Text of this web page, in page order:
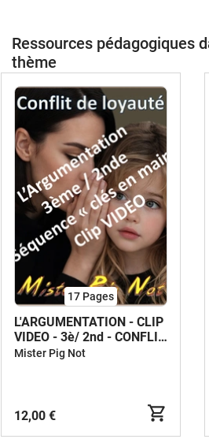
Ressources pédagogiques
thème
17 Pages
L'ARGUMENTATION - CLIP
VIDEO - 3è/ 2nd - CONFLIT
DE LOYAUTE
Mister Pig Not
12,00 €